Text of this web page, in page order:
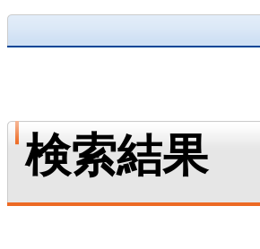
検索結果